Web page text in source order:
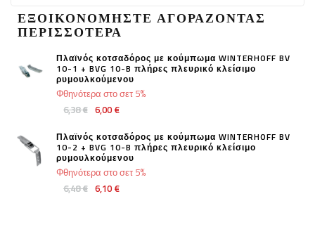
ΕΞΟΙΚΟΝΟΜΉΣΤΕ ΑΓΟΡΆΖΟΝΤΑΣ
ΠΕΡΙΣΣΌΤΕΡΑ
Πλαϊνός κοτσαδόρος με κούμπωμα WINTERHOFF BV
10-1 + BVG 10-B πλήρες πλευρικό κλείσιμο
ρυμουλκούμενου
6,38 € 6,00 €
Φθηνότερα στο σετ 5%
Πλαϊνός κοτσαδόρος με κούμπωμα WINTERHOFF BV
10-2 + BVG 10-B πλήρες πλευρικό κλείσιμο
ρυμουλκούμενου
6,48 € 6,10 €
Φθηνότερα στο σετ 5%